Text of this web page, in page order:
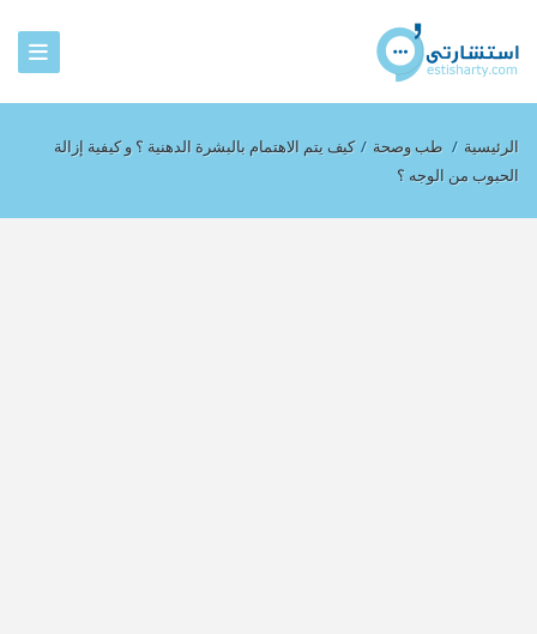
الرئيسية / طب وصحة / كيف يتم الاهتمام بالبشرة الدهنية ؟ و كيفية إزالة
الحبوب من الوجه ؟